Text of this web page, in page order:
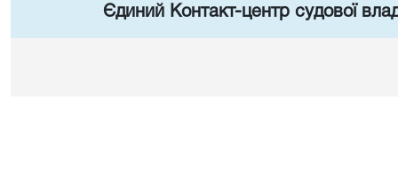
Єдиний Контакт-центр судової